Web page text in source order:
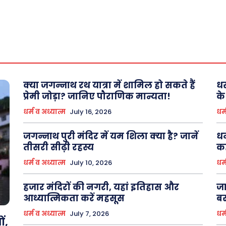
क्या जगन्नाथ रथ यात्रा में शामिल हो सकते हैं
प्रेमी जोड़ा? जानिए पौराणिक मान्यता!
धर्म व अध्यात्म July 16, 2026
के
जगन्नाथ पुरी मंदिर में यम शिला क्या है? जानें
तीसरी सीढ़ी रहस्य
धर्म व अध्यात्म July 10, 2026
हजार मंदिरों की नगरी, यहां इतिहास और
आध्यात्मिकता करें महसूस
धर्म व अध्यात्म July 7, 2026